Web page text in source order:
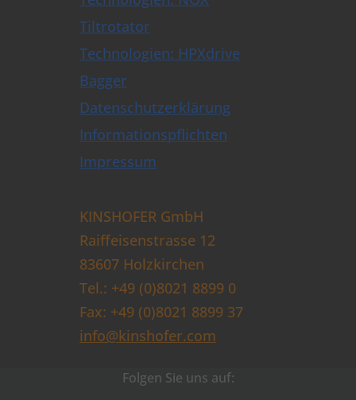
Tiltrotator
Technologien: HPXdrive
Bagger
Datenschutzerklärung
Informationspflichten
Impressum
KINSHOFER GmbH
Raiffeisenstrasse 12
83607 Holzkirchen
Tel.: +49 (0)8021 8899 0
Fax: +49 (0)8021 8899 37
info@kinshofer.com
Folgen Sie uns auf: